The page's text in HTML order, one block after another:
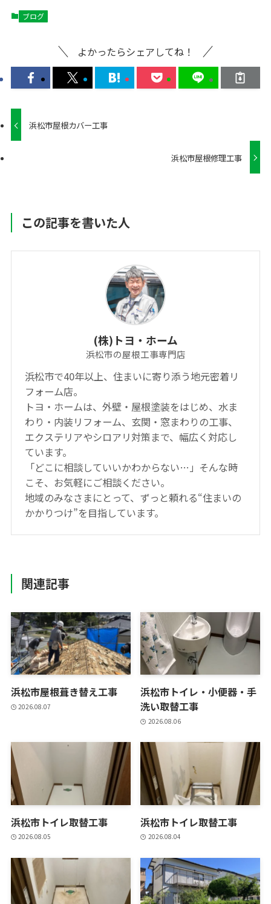
ブログ
よかったらシェアしてね！
浜松市屋根カバー工事
浜松市屋根修理工事
この記事を書いた人
(株)トヨ・ホーム
浜松市の屋根工事専門店
浜松市で40年以上、住まいに寄り添う地元密着リ
フォーム店。
トヨ・ホームは、外壁・屋根塗装をはじめ、水ま
わり・内装リフォーム、玄関・窓まわりの工事、
エクステリアやシロアリ対策まで、幅広く対応し
ています。
「どこに相談していいかわからない…」そんな時
こそ、お気軽にご相談ください。
地域のみなさまにとって、ずっと頼れる“住まいの
かかりつけ”を目指しています。
関連記事
浜松市屋根葺き替え工事
2026.08.07
浜松市トイレ・小便器・手
洗い取替工事
2026.08.06
浜松市トイレ取替工事
2026.08.05
浜松市トイレ取替工事
2026.08.04